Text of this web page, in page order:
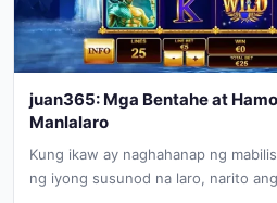
juan365: Mga Bentahe at
Manlalaro
Kung ikaw ay naghahanap ng
ng iyong susunod na laro, narito